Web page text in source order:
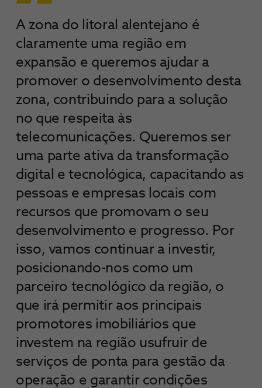
A zona do litoral alentejano é
claramente uma região em
expansão e queremos ajudar a
promover o desenvolvimento desta
zona, contribuindo para a solução
no que respeita às
telecomunicações. Queremos ser
uma parte ativa da transformação
digital e tecnológica, capacitando as
pessoas e empresas locais com
recursos que promovam o seu
desenvolvimento e progresso. Por
isso, vamos continuar a investir,
posicionando-nos como um
parceiro tecnológico da região, o
que irá permitir aos principais
promotores imobiliários que
investem na região usufruir de
serviços de ponta para gestão da
operação e garantir condições